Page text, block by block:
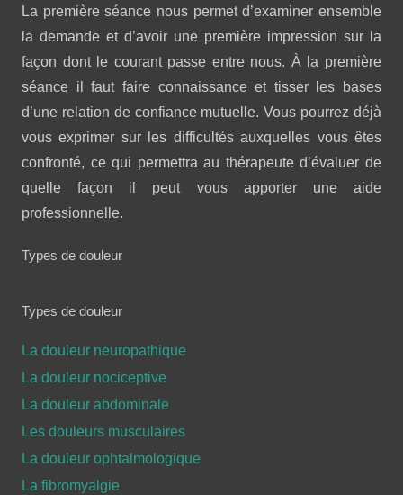
La première séance nous permet d’examiner ensemble
la demande et d’avoir une première impression sur la
façon dont le courant passe entre nous. À la première
séance il faut faire connaissance et tisser les bases
d’une relation de confiance mutuelle. Vous pourrez déjà
vous exprimer sur les difficultés auxquelles vous êtes
confronté, ce qui permettra au thérapeute d’évaluer de
quelle façon il peut vous apporter une aide
professionnelle.
Types de douleur
Types de douleur
La douleur neuropathique
La douleur nociceptive
La douleur abdominale
Les douleurs musculaires
La douleur ophtalmologique
La fibromyalgie